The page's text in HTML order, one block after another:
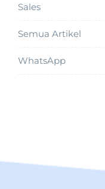
Sales
Semua Artikel
WhatsApp